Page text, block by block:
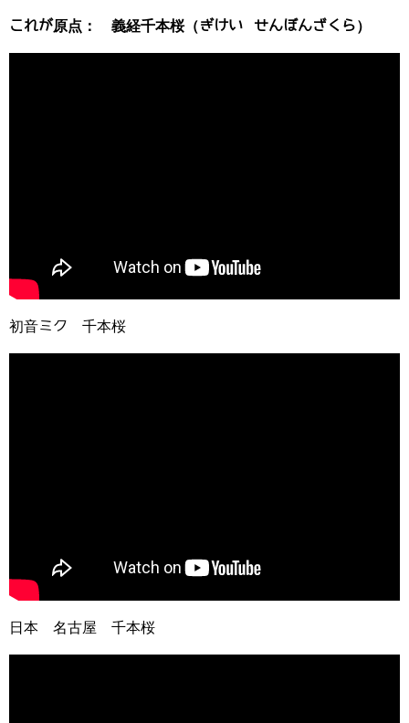
これが原点： 義経千本桜（ぎけい せんぼんざくら）
初音ミク 千本桜
日本 名古屋 千本桜